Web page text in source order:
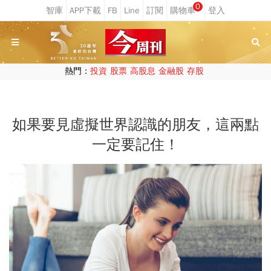
0
熱門： 投資 股票 高股息 金融股 存股
如果要見虛擬世界認識的朋友，這兩點
一定要記住！